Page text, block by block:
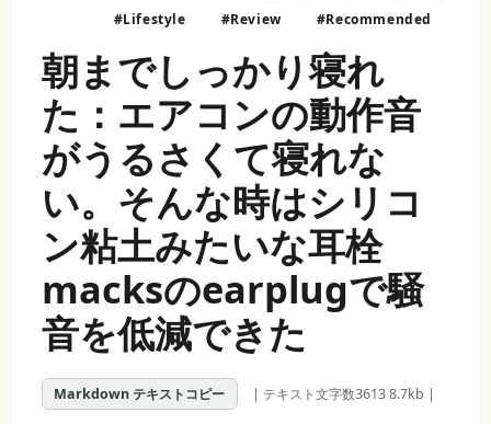
#Lifestyle #Review #Recommended
朝までしっかり寝れ
た：エアコンの動作音
がうるさくて寝れな
い。そんな時はシリコ
ン粘土みたいな耳栓
macksのearplugで騒
音を低減できた
Markdown テキストコピー | テキスト文字数3613 8.7kb |